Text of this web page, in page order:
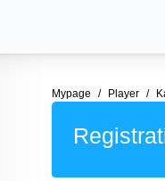
Mypage Player